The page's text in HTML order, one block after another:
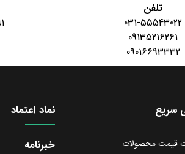
تلفن
031-55543022
09135216261
09016693332
سریع
قیمت محصولات
نماد اعتماد
خبرنامه